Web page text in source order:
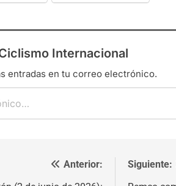
Internacional
entradas en tu correo electrónico.
Anterior:
Siguiente: